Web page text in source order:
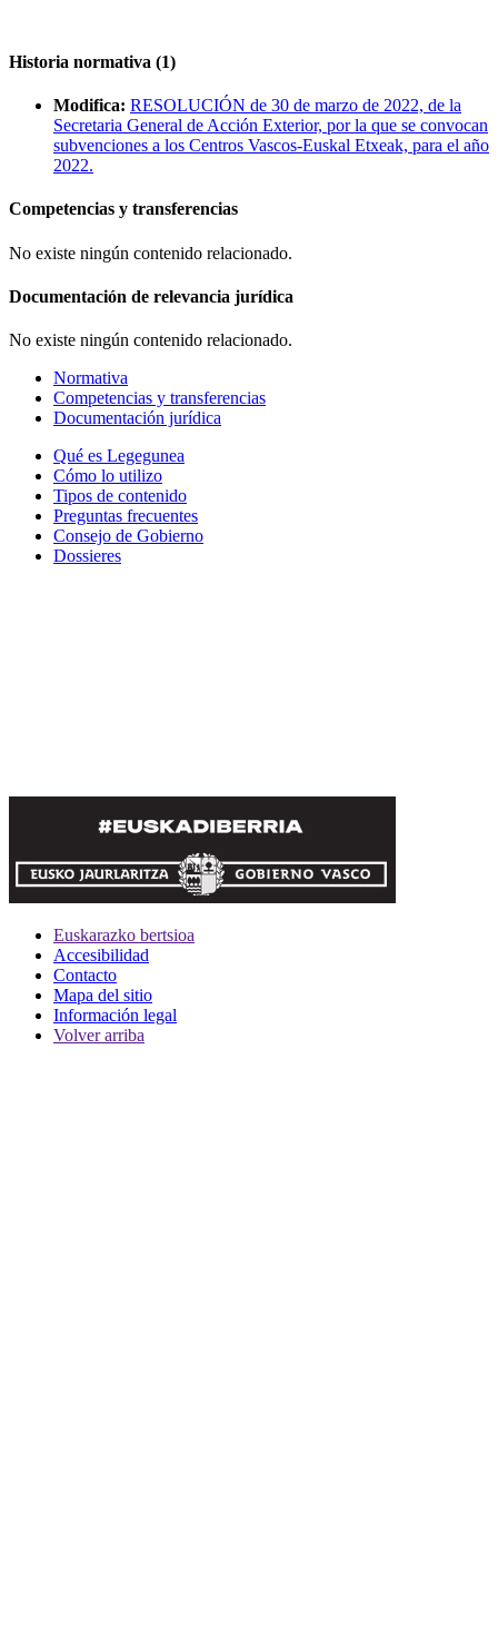
Historia normativa (1)
Modifica: RESOLUCIÓN de 30 de marzo de 2022, de la
Secretaria General de Acción Exterior, por la que se convocan
subvenciones a los Centros Vascos-Euskal Etxeak, para el año
2022.
Competencias y transferencias
No existe ningún contenido relacionado.
Documentación de relevancia jurídica
No existe ningún contenido relacionado.
Normativa
Competencias y transferencias
Documentación jurídica
Qué es Legegunea
Cómo lo utilizo
Tipos de contenido
Preguntas frecuentes
Consejo de Gobierno
Dossieres
Euskarazko bertsioa
Accesibilidad
Contacto
Mapa del sitio
Información legal
Volver arriba